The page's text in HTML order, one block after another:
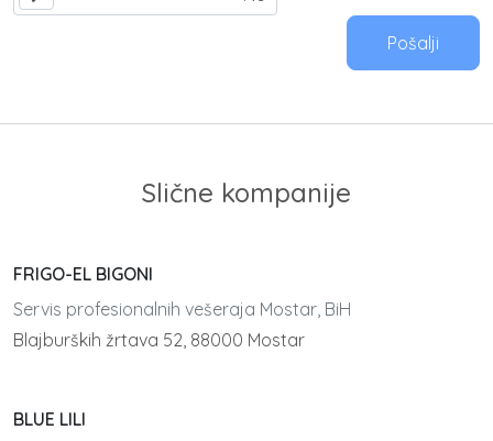
Pošalji
Slične kompanije
FRIGO-EL BIGONI
Servis profesionalnih vešeraja Mostar, BiH
Blajburških žrtava 52, 88000 Mostar
BLUE LILI